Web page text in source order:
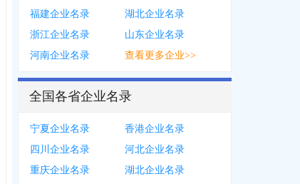
福建企业名录
湖北企业名录
浙江企业名录
山东企业名录
河南企业名录
查看更多企业>>
全国各省企业名录
宁夏企业名录
香港企业名录
四川企业名录
河北企业名录
重庆企业名录
湖北企业名录